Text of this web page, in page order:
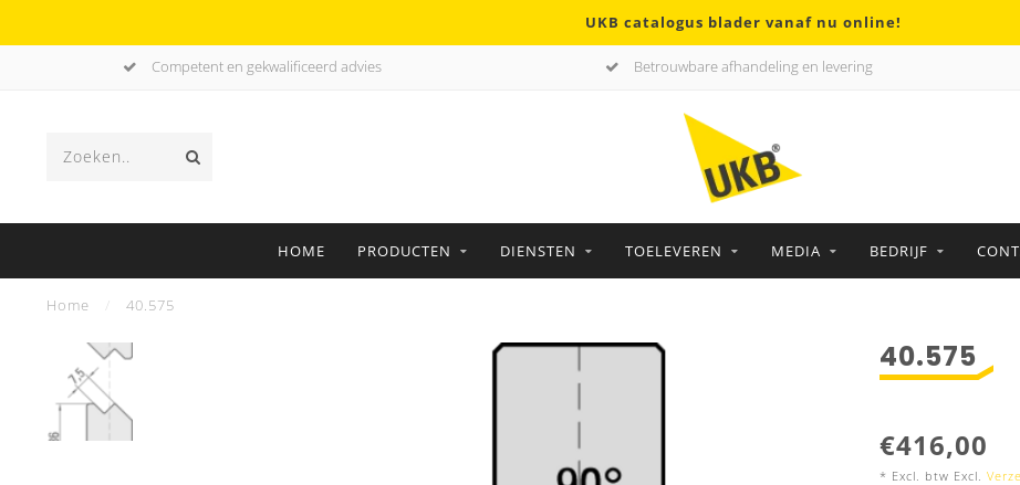
UKB catalogus blader vanaf nu online!
Competent en gekwalificeerd advies Betrouwbare afhandeling en levering
HOME PRODUCTEN DIENSTEN TOELEVEREN MEDIA BEDRIJF
Home 40.575
40.575
€416,00
* Excl. btw Excl.